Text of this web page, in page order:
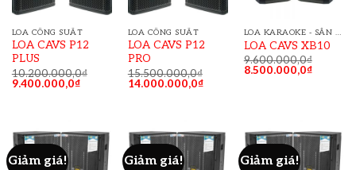
LOA CÔNG SUẤT
LOA CAVS P12
PLUS
10.200.000,0₫
9.400.000,0₫
LOA CÔNG SUẤT
LOA CAVS P12
PRO
15.500.000,0₫
14.000.000,0₫
LOA KARAOKE - SÂN KHẤU
LOA CAVS XB10
9.600.000,0₫
8.500.000,0₫
Giảm giá! Giảm giá! Giảm giá!